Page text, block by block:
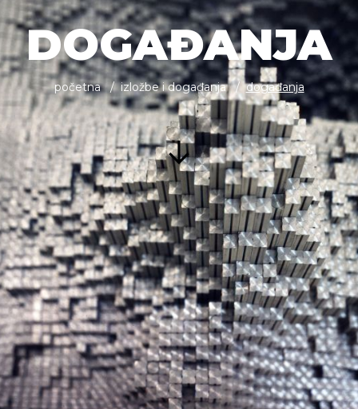
DOGAĐANJA
početna izložbe i događanja događanja